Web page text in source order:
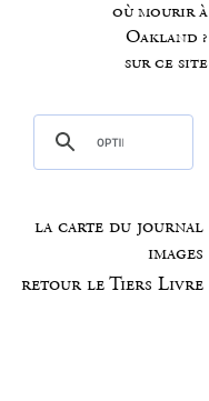
où mourir à
Oakland ?
sur ce site
la carte du journal
images
retour le Tiers Livre